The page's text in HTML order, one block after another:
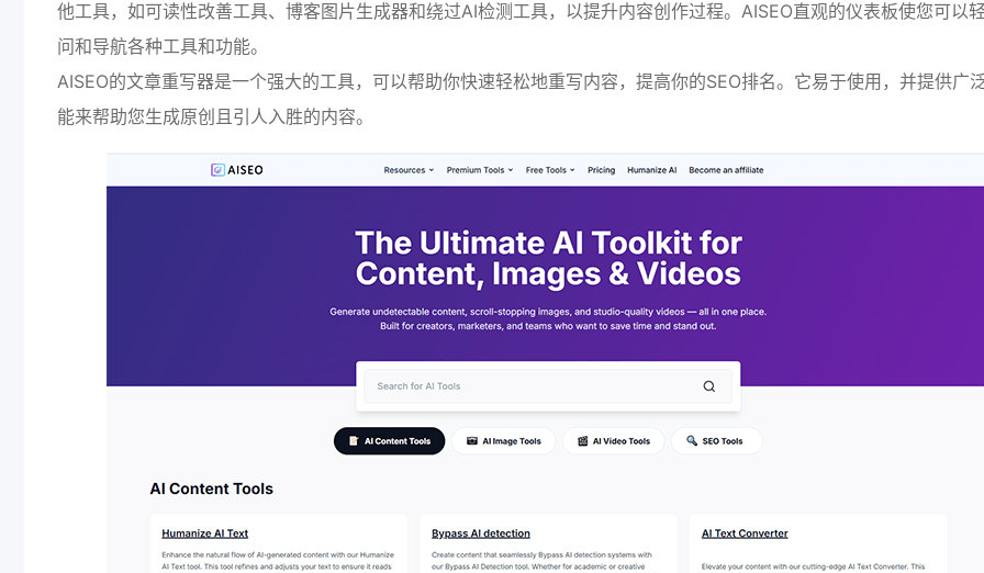
他工具，如可读性改善工具、博客图片生成器和绕过AI检测工具，以提升内容创作过程。AISEO直观的仪表板使您可以
问和导航各种工具和功能。
AISEO的文章重写器是一个强大的工具，可以帮助你快速轻松地重写内容，提高你的SEO排名。它易于使用，并提供广
能来帮助您生成原创且引人入胜的内容。